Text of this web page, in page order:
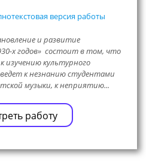
версия работы
и развитие
х годов» состоит в том, что
изучению культурного
ведет к незнанию студентами
музыки, к неприятию...
работу